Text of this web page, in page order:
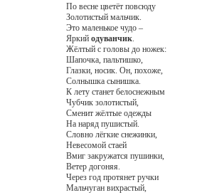
По весне цветёт повсюду
Золотистый мальчик.
Это маленькое чудо –
Яркий одуванчик.
Жёлтый с головы до ножек:
Шапочка, пальтишко,
Глазки, носик. Он, похоже,
Солнышка сынишка.
К лету станет белоснежным
Чубчик золотистый,
Сменит жёлтые одежды
На наряд пушистый.
Словно лёгкие снежинки,
Невесомой стаей
Вмиг закружатся пушинки,
Ветер догоняя.
Через год протянет ручки
Мальчуган вихрастый,